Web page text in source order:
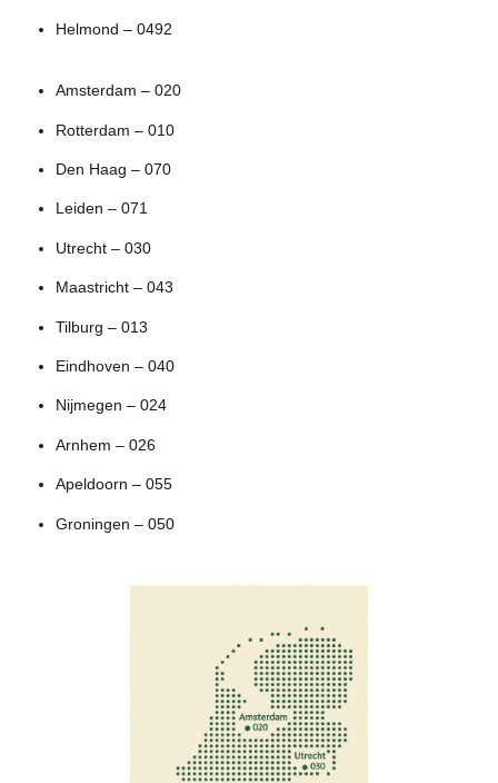
Helmond – 0492
Amsterdam – 020
Rotterdam – 010
Den Haag – 070
Leiden – 071
Utrecht – 030
Maastricht – 043
Tilburg – 013
Eindhoven – 040
Nijmegen – 024
Arnhem – 026
Apeldoorn – 055
Groningen – 050